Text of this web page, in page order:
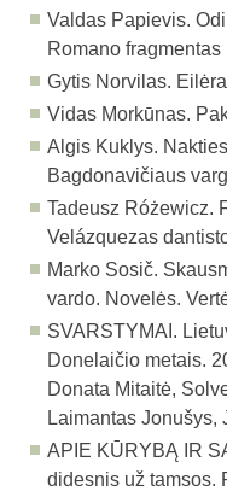
Valdas Papievis.
Romano fragmentas
Gytis Norvilas.
Vidas Morkūnas.
Algis Kuklys.
Bagdonavičiaus
Tadeusz Różewicz.
Velázquezas
Marko Sosič.
vardo. Novelės.
SVARSTYMAI.
Donelaičio metais.
Donata Mitaitė,
Laimantas Jonušys,
APIE KŪRYBĄ IR
didesnis už tamsos.